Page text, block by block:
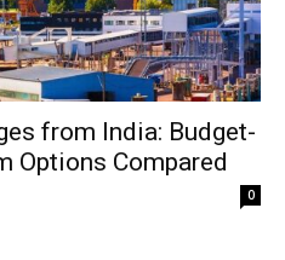
from India: Budget-
Options Compared
0